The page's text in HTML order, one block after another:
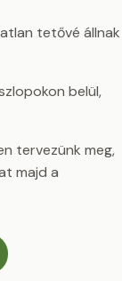
tetővé állnak
belül,
tervezünk meg,
majd a